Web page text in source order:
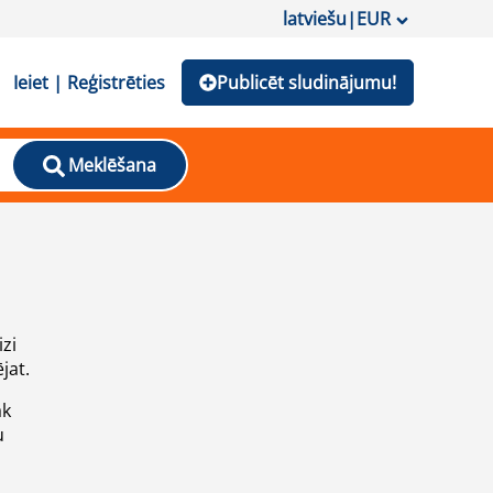
latviešu|EUR
Ieiet | Reģistrēties Publicēt sludinājumu!
Meklēšana